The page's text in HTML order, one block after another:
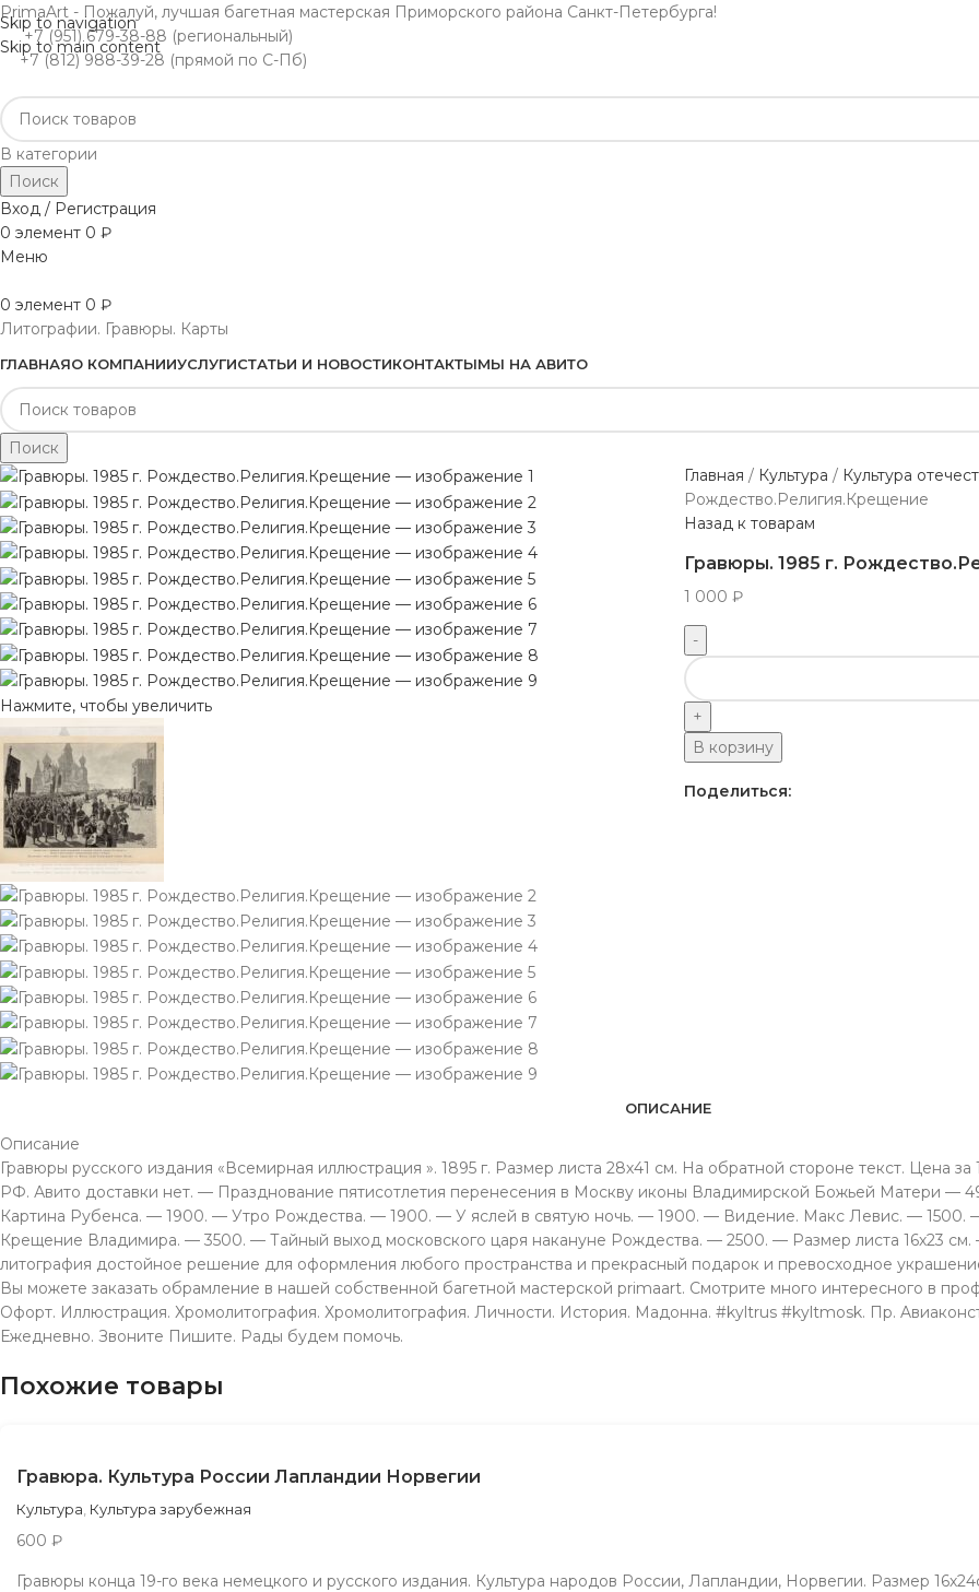
Skip to navigation
Skip to main content
PrimaArt - Пожалуй, лучшая багетная мастерская Приморского района Санкт-Петербурга!
+7 (951) 679-38-88 (региональный)
+7 (812) 988-39-28 (прямой по С-Пб)
В категории
Поиск
Вход / Регистрация
0 элемент 0 ₽
Меню
0 элемент 0 ₽
Литографии. Гравюры. Карты
ГЛАВНАЯО КОМПАНИИУСЛУГИСТАТЬИ И НОВОСТИКОНТАКТЫМЫ НА АВИТО
Поиск
Нажмите, чтобы увеличить
Главная Культура Культура
Рождество.Религия.Крещение
Назад к товарам
Гравюры. 1985 г.
1 000 ₽
В корзину
Поделиться:
ОПИСАНИЕ
Описание
Гравюры русского издания «Всемирная иллюстрация ». 1895 г. Размер листа 28х41 см. На обратной стороне текст. Цена
РФ. Авито доставки нет. — Празднование пятисотлетия перенесения в Москву иконы Владимирской Божьей Матери —
Картина Рубенса. — 1900. — Утро Рождества. — 1900. — У яслей в святую ночь. — 1900. — Видение. Макс Левис. —
Крещение Владимира. — 3500. — Тайный выход московского царя накануне Рождества. — 2500. — Размер листа 16х23 см.
литография достойное решение для оформления любого пространства и прекрасный подарок и превосходное
Вы можете заказать обрамление в нашей собственной багетной мастерской primaart. Смотрите много интересного в
Офорт. Иллюстрация. Хромолитография. Хромолитография. Личности. История. Мадонна. #kyltrus #kyltmosk. Пр.
Ежeдневно. Звонитe Пишите. Рады будeм помочь.
Похожие товары
Гравюра. Культура России Лапландии Норвегии
Культура Культура зарубежная
600 ₽
Гравюры конца 19-го века немецкого и русского издания. Культура народов России, Лапландии, Норвегии. Размер